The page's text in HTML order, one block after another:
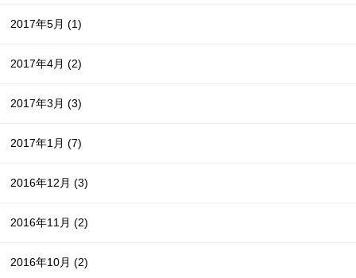
2017年5月(1)
2017年4月(2)
2017年3月(3)
2017年1月(7)
2016年12月(3)
2016年11月(2)
2016年10月(2)